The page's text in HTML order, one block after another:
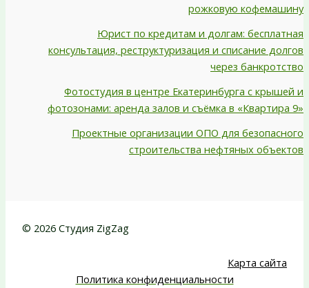
рожковую кофемашину
Юрист по кредитам и долгам: бесплатная
консультация, реструктуризация и списание долгов
через банкротство
Фотостудия в центре Екатеринбурга с крышей и
фотозонами: аренда залов и съёмка в «Квартира 9»
Проектные организации ОПО для безопасного
строительства нефтяных объектов
© 2026 Студия ZigZag
Карта сайта
Политика конфиденциальности